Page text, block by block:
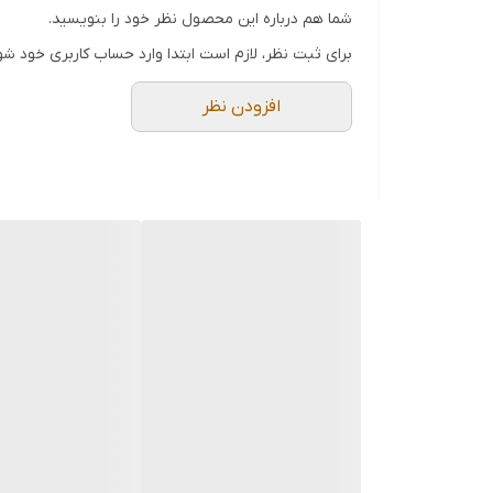
شما هم درباره این محصول نظر خود را بنویسید.
برای ثبت نظر، لازم است ابتدا وارد حساب کاربری خود
افزودن نظر